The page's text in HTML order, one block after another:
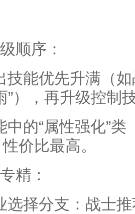
顺序：
技能优先升满（
”），再升级控制
中的“属性强化”
价比最高。
精：
选择分支：战士推